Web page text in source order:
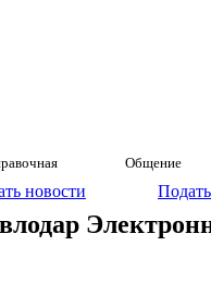
Общение
новости